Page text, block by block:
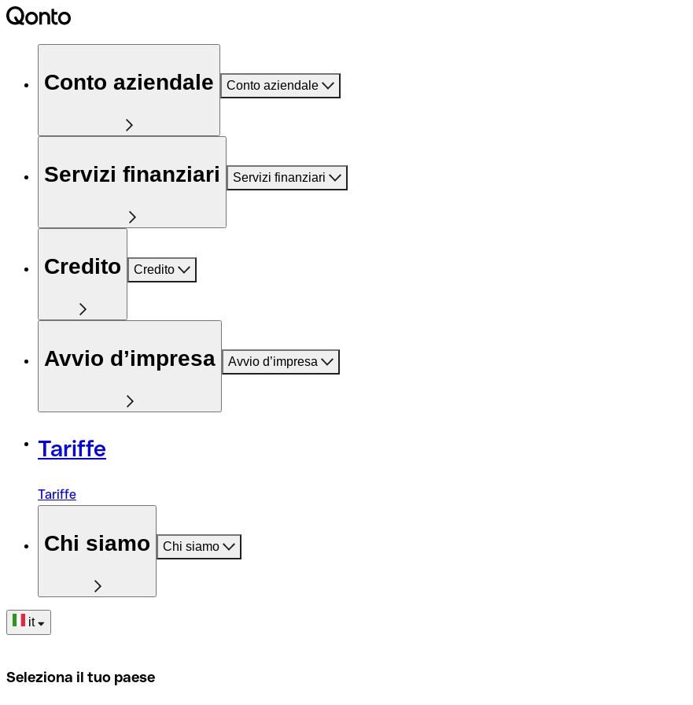
Conto aziendale Conto aziendale
Servizi finanziari Servizi finanziari
Credito Credito
Avvio d’impresa Avvio d’impresa
Tariffe
Tariffe
Chi siamo Chi siamo
it
Seleziona il tuo paese